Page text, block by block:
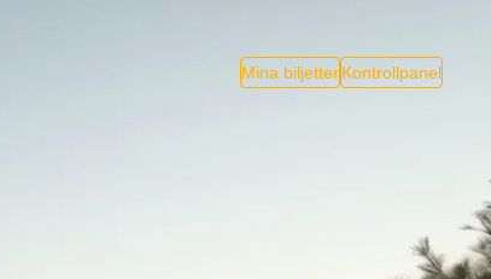
Mina biljetterKontrollpanel